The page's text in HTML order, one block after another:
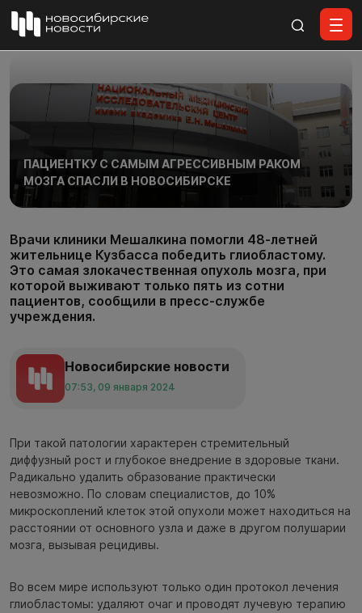
ПАЦИЕНТКУ С САМЫМ АГРЕССИВНЫМ РАКОМ
МОЗГА СПАСЛИ В НОВОСИБИРСКЕ
Врачи клиники Мешалкина помогли 48-летней
жительнице Кузбасса победить глиобластому.
Это самая злокачественная опухоль мозга, при
которой выживают только пять из сотни
пациентов, сообщили в пресс-службе
учреждения.
Новосибирские новости
07:53, 09 января 2024
При такой патологии характерен стремительный
диффузный рост и глубокое внедрение в здоровые ткани.
Радикально удалить образование практически
невозможно. По словам специалистов, до 10%
микроскоплений клеток этой опухоли может находиться на
расстоянии от основного узла и даже в другом полушарии
мозга, вызывая рецидивы.
Во всем мире используют только один протокол лечения
глиобластомы: удаляют очаг и проводят лучевую терапию